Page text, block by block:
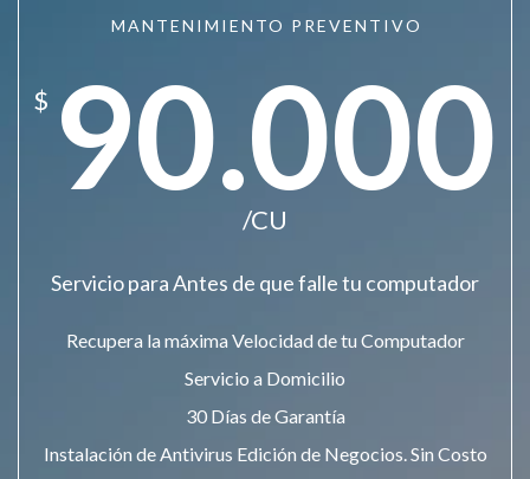
MANTENIMIENTO PREVENTIVO
$ 90.000
/CU
Servicio para Antes de que falle tu computador
Recupera la máxima Velocidad de tu Computador
Servicio a Domicilio
30 Días de Garantía
Instalación de Antivirus Edición de Negocios. Sin Costo